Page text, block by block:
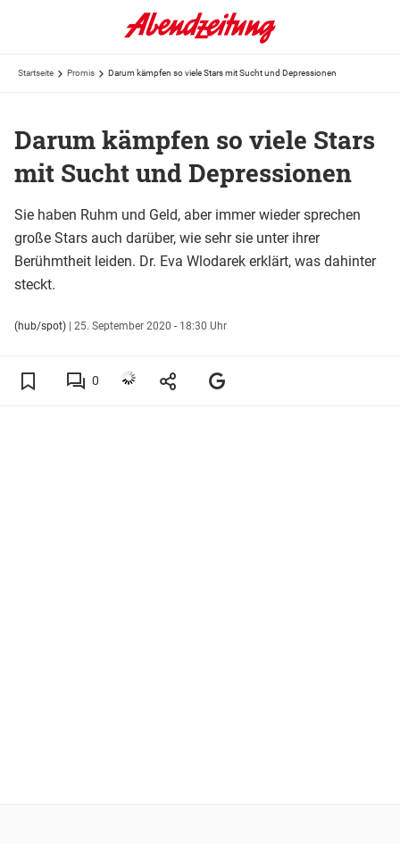
Startseite Promis Darum kämpfen so viele Stars mit Sucht und Depressionen
Darum kämpfen so viele Stars
mit Sucht und Depressionen
Sie haben Ruhm und Geld, aber immer wieder sprechen
große Stars auch darüber, wie sehr sie unter ihrer
Berühmtheit leiden. Dr. Eva Wlodarek erklärt, was dahinter
steckt.
(hub/spot) | 25. September 2020 - 18:30 Uhr
0